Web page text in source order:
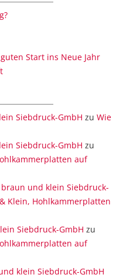
Start ins Neue Jahr
Siebdruck-GmbH zu Wie
Siebdruck-GmbH zu
auf
und klein Siebdruck-
Klein, Hohlkammerplatten
Siebdruck-GmbH zu
auf
klein Siebdruck-GmbH